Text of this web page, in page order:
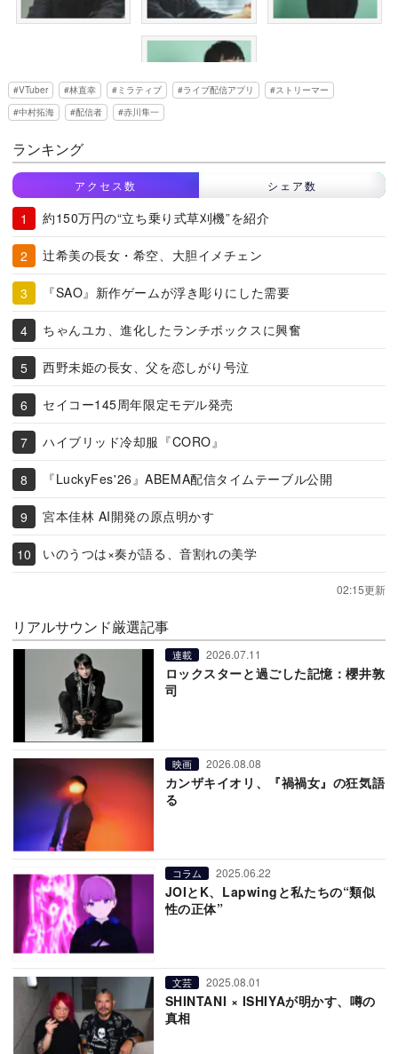
VTuber 林直幸 ミラティブ ライブ配信アプリ
ストリーマー
中村拓海
配信者 赤川隼一
ランキング
アクセス数 シェア数
約150万円の“立ち乗り式草刈機”を紹介
辻希美の長女・希空、大胆イメチェン
『SAO』新作ゲームが浮き彫りにした需要
ちゃんユカ、進化したランチボックスに興奮
西野未姫の長女、父を恋しがり号泣
セイコー145周年限定モデル発売
ハイブリッド冷却服『CORO』
『LuckyFes'26』ABEMA配信タイムテーブル公開
宮本佳林 AI開発の原点明かす
いのうつは×奏が語る、音割れの美学
02:15更新
リアルサウンド厳選記事
連載 2026.07.11
ロックスターと過ごした記憶：櫻井敦
司
映画 2026.08.08
カンザキイオリ、『禍禍女』の狂気語
る
コラム 2025.06.22
JOIとK、Lapwingと私たちの“類似
性の正体”
文芸 2025.08.01
SHINTANI × ISHIYAが明かす、噂の
真相